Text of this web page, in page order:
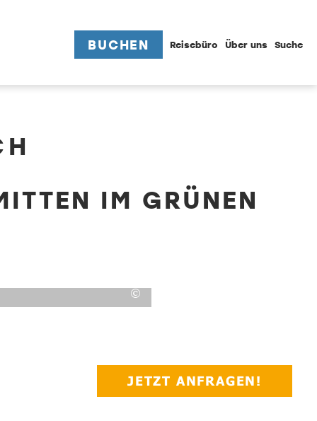
BUCHEN Reisebüro Über uns Suche
IM GRÜNEN
JETZT ANFRAGEN!